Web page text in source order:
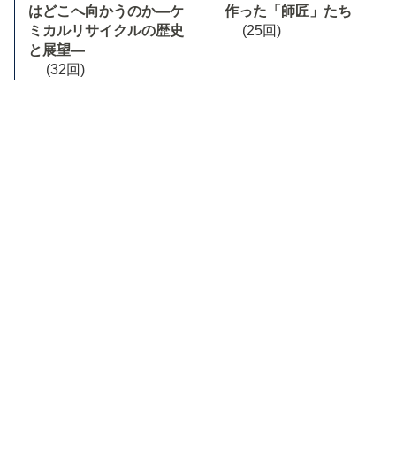
はどこへ向かうのか―ケ
ミカルリサイクルの歴史
と展望―
(32回)
作った「師匠」たち
(25回)